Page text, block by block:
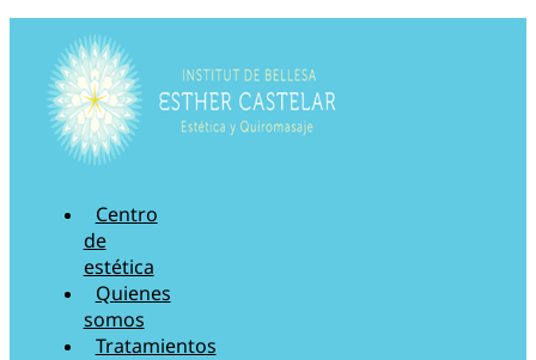
Centro
de
estética
Quienes
somos
Tratamientos